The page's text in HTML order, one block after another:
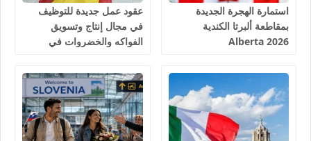
استمارة الهجرة الجديدة
بمقاطعة ألبرتا الكندية
Alberta 2026
عقود عمل جديدة للتوظيف
في مجال إنتاج وتسويق
الفواكه والخضروات في